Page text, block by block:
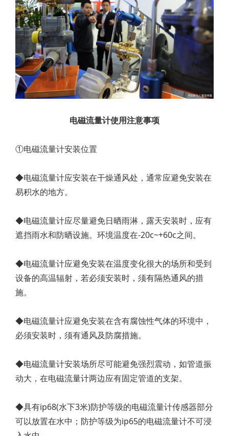
电磁流量计使用注意事项
①电磁流量计安装位置
◆电磁流量计应安装在干燥通风处，通常应避免安装在
易积水的地方。
◆电磁流量计应尽量避免日晒雨淋，露天安装时，应有
遮挡雨水和防晒设施。环境温度在-20c~+60c之间。
◆电磁流量计应避免安装在温度变化很大的场所和受到
设备的高温辐射，若必须安装时，须有隔热通风的措
施。
◆电磁流量计应避免安装在含有腐蚀性气体的环境中，
必须安装时，须有通风及防腐措施。
◆电磁流量计安装场所尽可能避免强烈震动，如管道振
动大，在电磁流量计两边应有固定管道的支架。
◆具有ip68(水下3米)防护等级的电磁流量计传感器部分
可以放置在水中；防护等级为ip65的电磁流量计不可浸